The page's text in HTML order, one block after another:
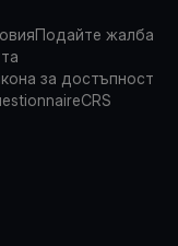
Подайте жалба
за достъпност
CRS